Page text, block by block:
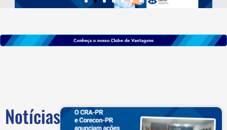
Notícias